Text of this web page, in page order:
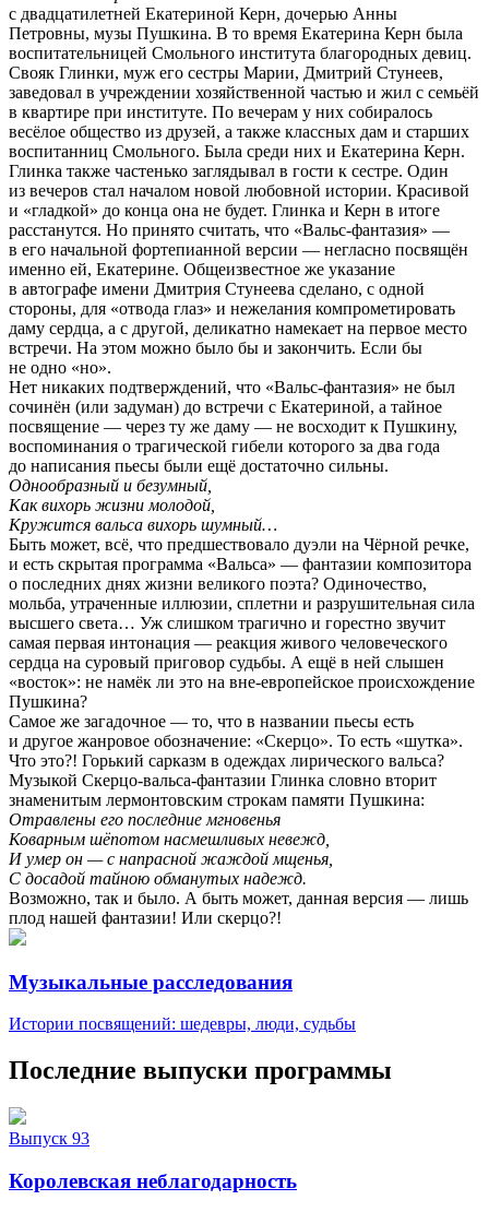
с двадцатилетней Екатериной Керн, дочерью Анны
Петровны, музы Пушкина. В то время Екатерина Керн была
воспитательницей Смольного института благородных девиц.
Свояк Глинки, муж его сестры Марии, Дмитрий Стунеев,
заведовал в учреждении хозяйственной частью и жил с семьёй
в квартире при институте. По вечерам у них собиралось
весёлое общество из друзей, а также классных дам и старших
воспитанниц Смольного. Была среди них и Екатерина Керн.
Глинка также частенько заглядывал в гости к сестре. Один
из вечеров стал началом новой любовной истории. Красивой
и «гладкой» до конца она не будет. Глинка и Керн в итоге
расстанутся. Но принято считать, что «Вальс-фантазия» —
в его начальной фортепианной версии — негласно посвящён
именно ей, Екатерине. Общеизвестное же указание
в автографе имени Дмитрия Стунеева сделано, с одной
стороны, для «отвода глаз» и нежелания компрометировать
даму сердца, а с другой, деликатно намекает на первое место
встречи. На этом можно было бы и закончить. Если бы
не одно «но».
Нет никаких подтверждений, что «Вальс-фантазия» не был
сочинён (или задуман) до встречи с Екатериной, а тайное
посвящение — через ту же даму — не восходит к Пушкину,
воспоминания о трагической гибели которого за два года
до написания пьесы были ещё достаточно сильны.
Однообразный и безумный,
Как вихорь жизни молодой,
Кружится вальса вихорь шумный…
Быть может, всё, что предшествовало дуэли на Чёрной речке,
и есть скрытая программа «Вальса» — фантазии композитора
о последних днях жизни великого поэта? Одиночество,
мольба, утраченные иллюзии, сплетни и разрушительная сила
высшего света… Уж слишком трагично и горестно звучит
самая первая интонация — реакция живого человеческого
сердца на суровый приговор судьбы. А ещё в ней слышен
«восток»: не намёк ли это на вне-европейское происхождение
Пушкина?
Самое же загадочное — то, что в названии пьесы есть
и другое жанровое обозначение: «Скерцо». То есть «шутка».
Что это?! Горький сарказм в одеждах лирического вальса?
Музыкой Скерцо-вальса-фантазии Глинка словно вторит
знаменитым лермонтовским строкам памяти Пушкина:
Отравлены его последние мгновенья
Коварным шёпотом насмешливых невежд,
И умер он — с напрасной жаждой мщенья,
С досадой тайною обманутых надежд.
Возможно, так и было. А быть может, данная версия — лишь
плод нашей фантазии! Или скерцо?!
Музыкальные расследования
Истории посвящений: шедевры, люди, судьбы
Последние выпуски программы
Выпуск 93
Королевская неблагодарность